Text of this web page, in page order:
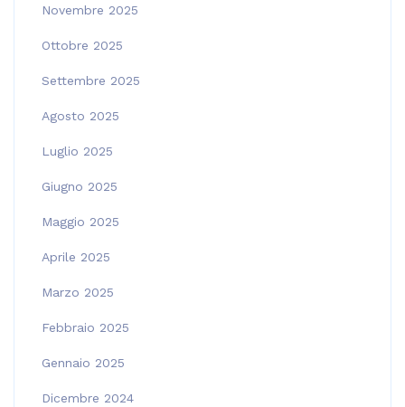
Novembre 2025
Ottobre 2025
Settembre 2025
Agosto 2025
Luglio 2025
Giugno 2025
Maggio 2025
Aprile 2025
Marzo 2025
Febbraio 2025
Gennaio 2025
Dicembre 2024